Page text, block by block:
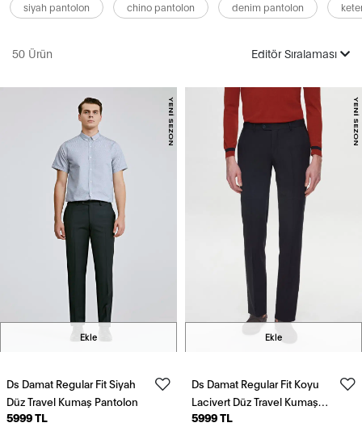
siyah pantolon chino pantolon denim pantolon
50 Ürün Editör Sıralaması
Ekle
Ds Damat Regular Fit Siyah
Düz Travel Kumaş Pantolon
5999 TL
Ekle
Ds Damat Regular Fit Koyu
Lacivert Düz Travel Kumaş
Pantolon
5999 TL